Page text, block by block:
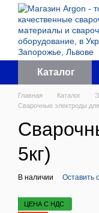
Перейти к основному
Каталог
Главная Каталог
Сварочные электроды
5кг)
В наличии Оставить
ЦЕНА С НДС